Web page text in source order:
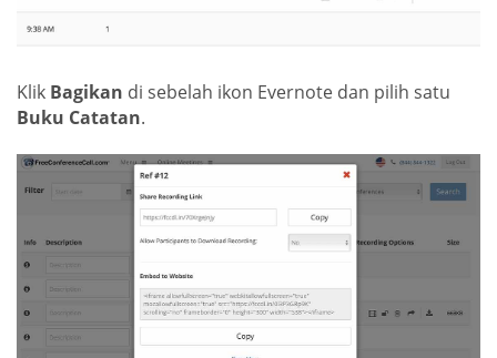
Klik Bagikan di sebelah ikon Evernote dan pilih satu
Buku Catatan.